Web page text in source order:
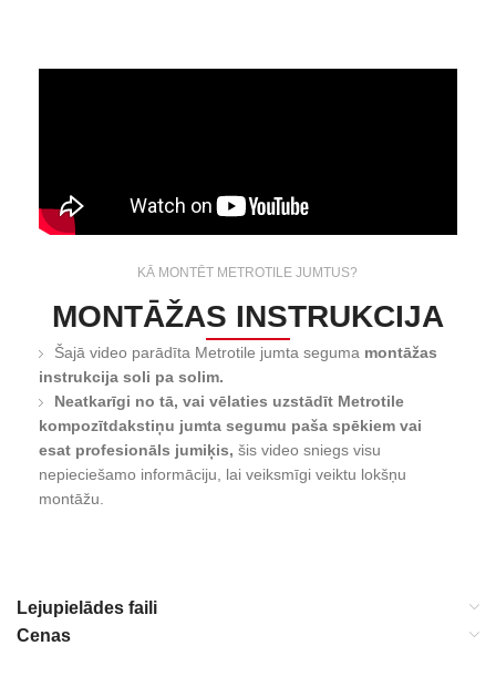
KĀ MONTĒT METROTILE JUMTUS?
MONTĀŽAS INSTRUKCIJA
Šajā video parādīta Metrotile jumta seguma montāžas
instrukcija soli pa solim.
Neatkarīgi no tā, vai vēlaties uzstādīt Metrotile
kompozītdakstiņu jumta segumu paša spēkiem vai
esat profesionāls jumiķis, šis video sniegs visu
nepieciešamo informāciju, lai veiksmīgi veiktu lokšņu
montāžu.
Lejupielādes faili
Cenas